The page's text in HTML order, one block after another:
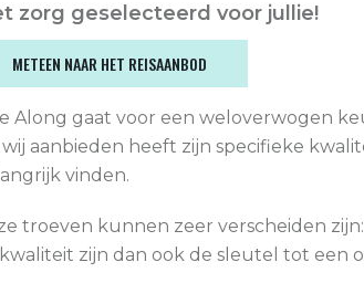
zorg geselecteerd voor jullie!
METEEN NAAR HET REISAANBOD
Along gaat voor een weloverwogen
wij aanbieden heeft zijn specifieke
vinden.
troeven kunnen zeer verscheiden
zijn dan ook de sleutel tot een